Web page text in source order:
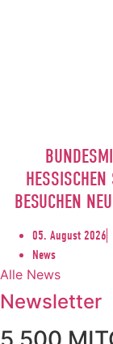
BESUCHEN
05. August 2026
News
Alle News
Newsletter